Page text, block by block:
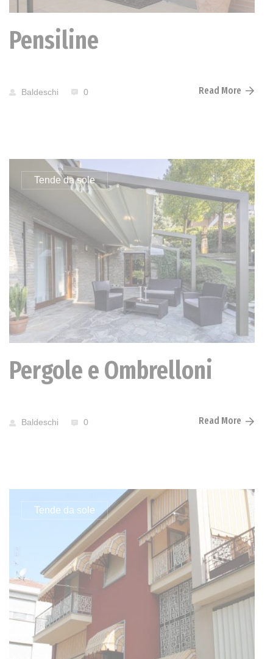
Pensiline
Baldeschi 0 Read More
Tende da sole
Pergole e Ombrelloni
Baldeschi 0 Read More
Tende da sole